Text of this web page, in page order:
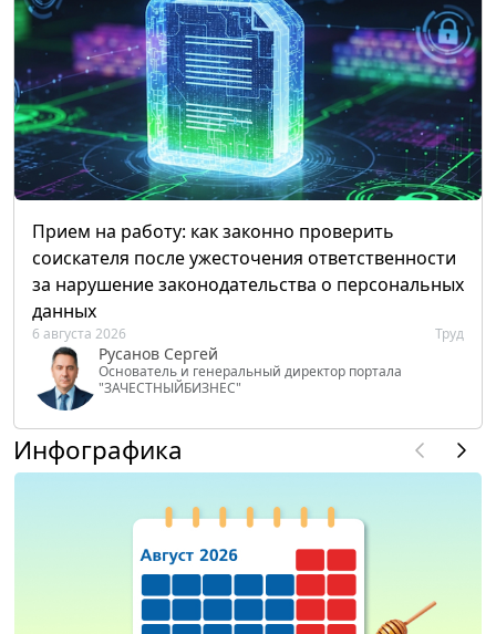
Прием на работу: как законно проверить
соискателя после ужесточения ответственности
за нарушение законодательства о персональных
данных
6 августа 2026 Труд
Русанов Сергей
Основатель и генеральный директор портала
"ЗАЧЕСТНЫЙБИЗНЕС"
Инфографика